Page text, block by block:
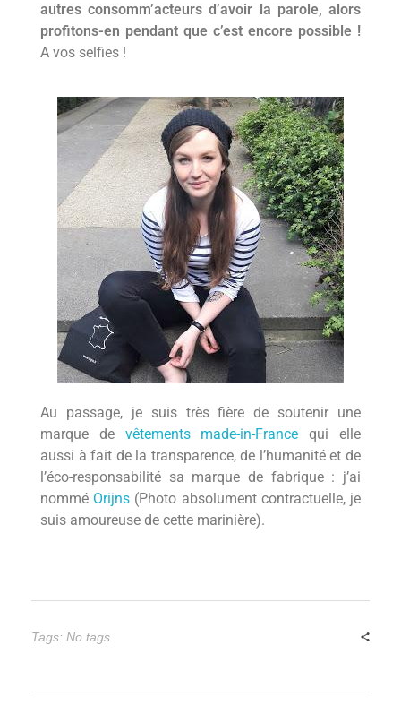
autres consomm’acteurs d’avoir la parole, alors
profitons-en pendant que c’est encore possible !
A vos selfies !
Au passage, je suis très fière de soutenir une
marque de vêtements made-in-France qui elle
aussi à fait de la transparence, de l’humanité et de
l’éco-responsabilité sa marque de fabrique : j’ai
nommé Orijns (Photo absolument contractuelle, je
suis amoureuse de cette marinière).
Tags: No tags